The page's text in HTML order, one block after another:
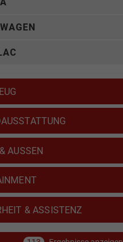
AUSSEN
& ASSISTENZ